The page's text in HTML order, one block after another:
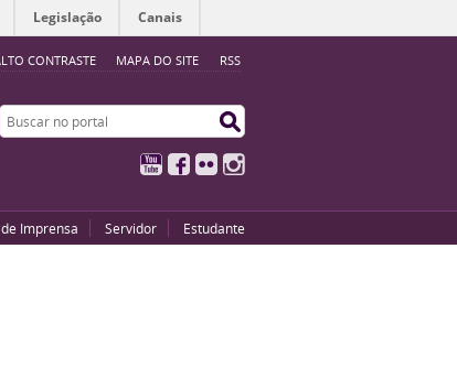
CONTRASTE MAPA DO SITE RSS
Legislação Canais
Buscar no portal
YouTubeFacebook
Flickr
Imprensa Servidor Estudante